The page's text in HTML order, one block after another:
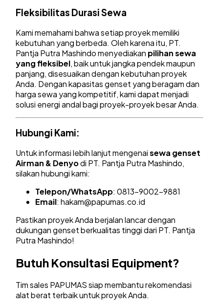
Fleksibilitas Durasi Sewa
Kami memahami bahwa setiap proyek memiliki
kebutuhan yang berbeda. Oleh karena itu, PT.
Pantja Putra Mashindo menyediakan pilihan sewa
yang fleksibel, baik untuk jangka pendek maupun
panjang, disesuaikan dengan kebutuhan proyek
Anda. Dengan kapasitas genset yang beragam dan
harga sewa yang kompetitif, kami dapat menjadi
solusi energi andal bagi proyek-proyek besar Anda.
Hubungi Kami:
Untuk informasi lebih lanjut mengenaisewa genset
Airman & Denyodi PT. Pantja Putra Mashindo,
silakan hubungi kami:
Telepon/WhatsApp: 0813-9002-9881
Email: hakam@papumas.co.id
Pastikan proyek Anda berjalan lancar dengan
dukungan genset berkualitas tinggi dari PT. Pantja
Putra Mashindo!
Butuh Konsultasi Equipment?
Tim sales PAPUMAS siap membantu rekomendasi
alat berat terbaik untuk proyek Anda.